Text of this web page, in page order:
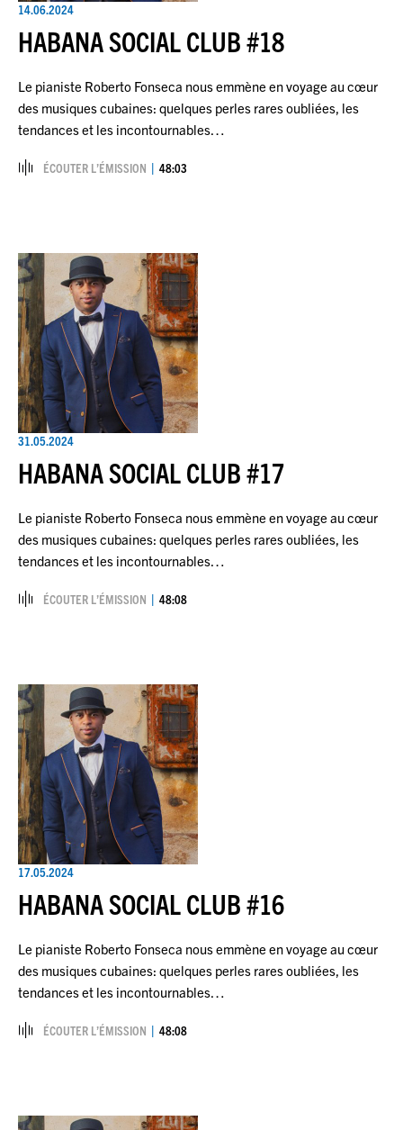
14.06.2024
HABANA SOCIAL CLUB #18
Le pianiste Roberto Fonseca nous emmène en voyage au cœur
des musiques cubaines: quelques perles rares oubliées, les
tendances et les incontournables…
ÉCOUTER L’ÉMISSION 48:03
31.05.2024
HABANA SOCIAL CLUB #17
Le pianiste Roberto Fonseca nous emmène en voyage au cœur
des musiques cubaines: quelques perles rares oubliées, les
tendances et les incontournables…
ÉCOUTER L’ÉMISSION 48:08
17.05.2024
HABANA SOCIAL CLUB #16
Le pianiste Roberto Fonseca nous emmène en voyage au cœur
des musiques cubaines: quelques perles rares oubliées, les
tendances et les incontournables…
ÉCOUTER L’ÉMISSION 48:08